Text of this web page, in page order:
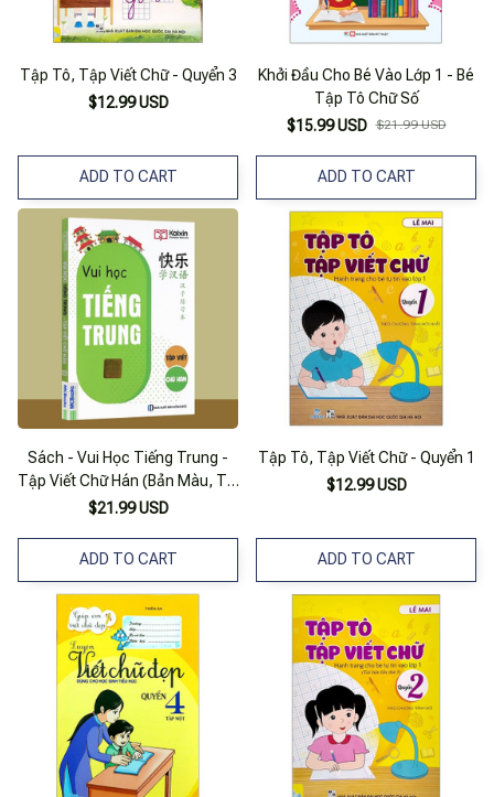
Tập Tô, Tập Viết Chữ - Quyển 3
$12.99 USD
ADD TO CART
Khởi Đầu Cho Bé Vào Lớp 1 - Bé
Tập Tô Chữ Số
$15.99 USD $21.99 USD
ADD TO CART
Sách - Vui Học Tiếng Trung -
Tập Viết Chữ Hán (Bản Màu, Tái
Bản 2020)
$21.99 USD
ADD TO CART
Tập Tô, Tập Viết Chữ - Quyển 1
$12.99 USD
ADD TO CART